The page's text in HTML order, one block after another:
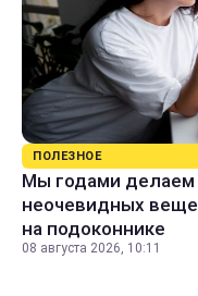
ПОЛЕЗНОЕ
Мы годами делаем
неочевидных
на подоконнике
08 августа 2026, 10:11